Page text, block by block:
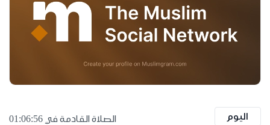
اليوم الصلاة القادمة في 01:06:56